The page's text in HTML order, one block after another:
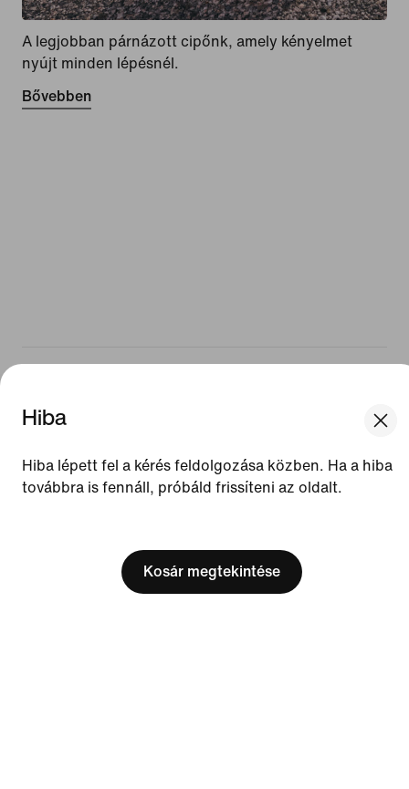
We think you are in United States.
Magyarország United States
Hiba
Hiba lépett fel a kérés feldolgozása közben. Ha a hiba
továbbra is fennáll, próbáld frissíteni az oldalt.
Kosár megtekintése
A legjobban párnázott cipőnk, amely kényelmet
nyújt minden lépésnél.
Bővebben
Források
Üzlet keresése